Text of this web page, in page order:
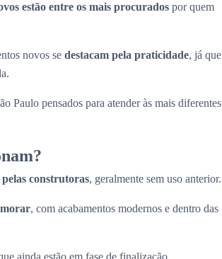
estão entre os mais procurados por quem
novos se destacam pela praticidade, já que
Paulo pensados para atender às mais diferentes
construtoras, geralmente sem uso anterior.
, com acabamentos modernos e dentro das
ainda estão em fase de finalização.